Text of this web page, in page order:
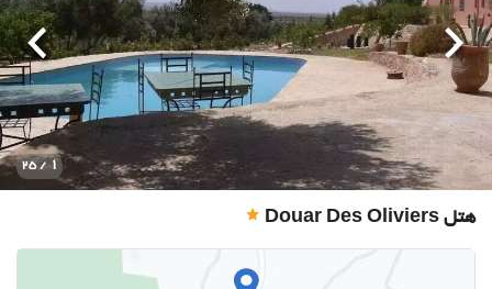
هتل Douar Des Oliviers
1
/ 25
قبلی بعدی